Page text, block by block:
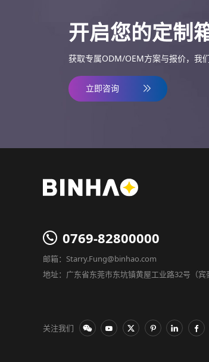
开启您的定制
获取专属ODM/OEM方案与报价，我
立即咨询
0769-82800000
邮箱：Starry.Fung@binhao.com
地址：广东省东莞市东坑镇黄屋工业路32号（宾
关注我们